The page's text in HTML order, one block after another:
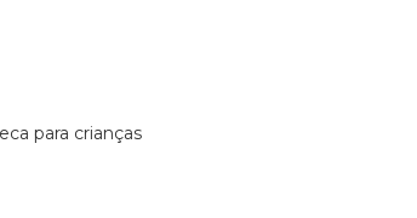
para crianças